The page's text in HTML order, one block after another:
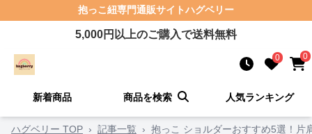
抱っこ紐専門通販サイトハグベリー
5,000円以上のご購入で送料無料
0 0
新着商品 商品を検索 人気ランキング
ハグベリー TOP › 記事一覧 › 抱っこ ショルダーおすすめ5選！片